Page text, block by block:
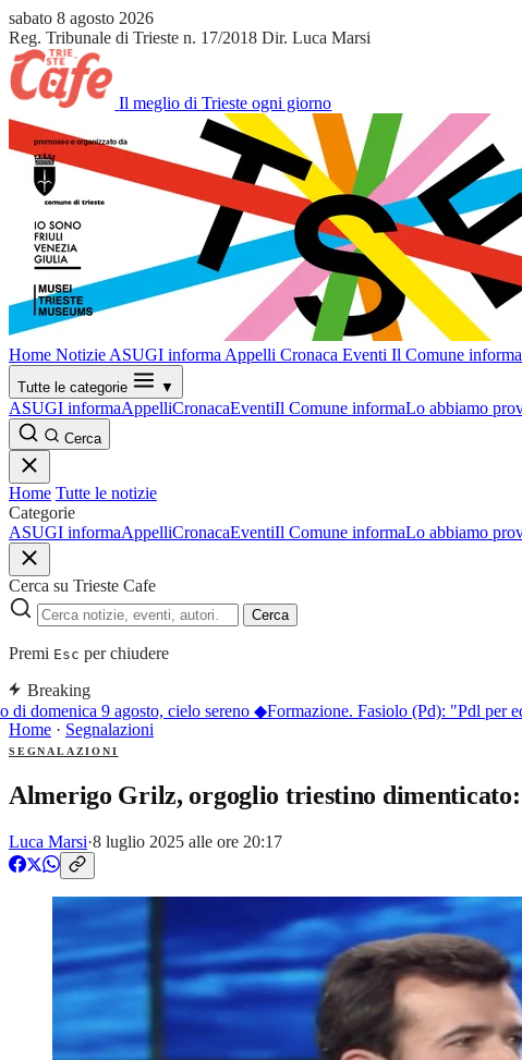
sabato 8 agosto 2026
Reg. Tribunale di Trieste n. 17/2018 Dir. Luca Marsi
Il meglio di Trieste ogni giorno
Home Notizie ASUGI informa Appelli Cronaca Eventi Il Comune informa
Tutte le categorie ▼
ASUGI informaAppelliCronacaEventiIl Comune informaLo abbiamo
Cerca
Home Tutte le notizie
Categorie
ASUGI informaAppelliCronacaEventiIl Comune informaLo abbiamo
Cerca su Trieste Cafe
Cerca
Premi Esc per chiudere
Breaking
domenica 9 agosto, cielo sereno◆Formazione. Fasiolo (Pd): "Pdl per
Home · Segnalazioni
SEGNALAZIONI
Almerigo Grilz, orgoglio triestino dimenticato:
Luca Marsi·8 luglio 2025 alle ore 20:17